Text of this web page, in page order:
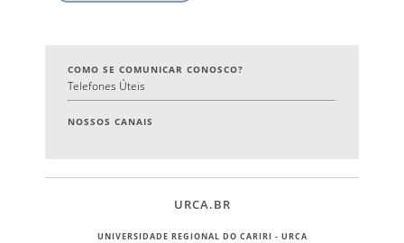
COMO SE COMUNICAR CONOSCO?
Telefones Úteis
NOSSOS CANAIS
URCA.BR
UNIVERSIDADE REGIONAL DO CARIRI - URCA